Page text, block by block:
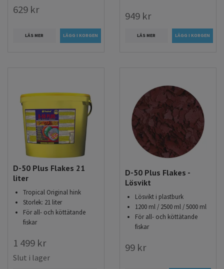
629 kr
LÄS MER
949 kr
LÄS MER
D-50 Plus Flakes 21
liter
Tropical Original hink
Storlek: 21 liter
För all- och köttätande
fiskar
1 499 kr
Slut i lager
D-50 Plus Flakes -
Lösvikt
Lösvikt i plastburk
1200 ml / 2500 ml / 5000 ml
För all- och köttätande
fiskar
99 kr